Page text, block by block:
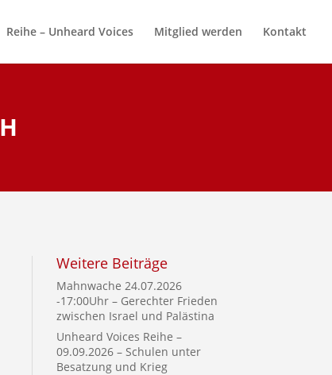
Reihe – Unheard Voices Mitglied werden Kontakt
Weitere Beiträge
Mahnwache 24.07.2026
-17:00Uhr – Gerechter Frieden
zwischen Israel und Palästina
Unheard Voices Reihe –
09.09.2026 – Schulen unter
Besatzung und Krieg